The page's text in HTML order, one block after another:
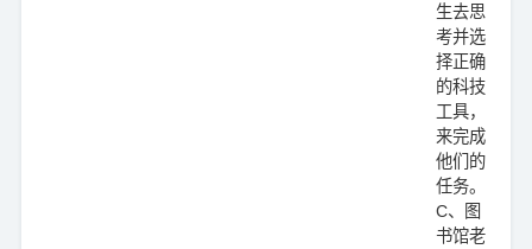
生去思
考并选
择正确
的科技
工具，
来完成
他们的
任务。
C、图
书馆老